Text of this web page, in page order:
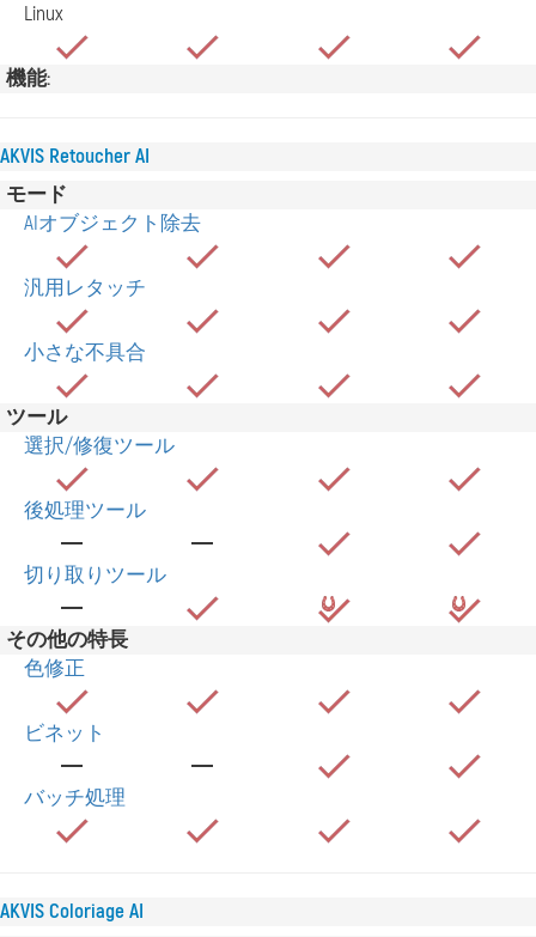
Linux
機能:
AKVIS Retoucher AI
モード
AIオブジェクト除去
汎用レタッチ
小さな不具合
ツール
選択/修復ツール
後処理ツール
切り取りツール
その他の特長
色修正
ビネット
バッチ処理
AKVIS Coloriage AI